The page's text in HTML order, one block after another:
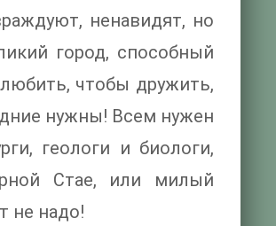
ненавидят, но
город, способный
чтобы дружить,
нужны! Всем нужен
геологи и биологи,
Стае, или милый
не надо!